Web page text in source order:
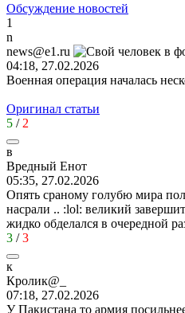
Обсуждение новостей
1
n
news@e1.ru
04:18, 27.02.2026
Военная операция началась
Оригинал статьи
5 / 2
в
Вредный Енот
05:35, 27.02.2026
Опять сраному голубю мира
насрали .. :lol: великий
жидко обделался в очередной
3 /3
к
Кролик@_
07:18, 27.02.2026
У Пакистана то армия